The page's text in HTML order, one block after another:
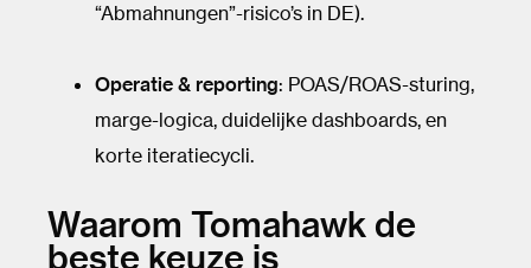
“Abmahnungen”-risico’s in DE).
Operatie & reporting: POAS/ROAS-sturing,
marge-logica, duidelijke dashboards, en
korte iteratiecycli.
Waarom Tomahawk de
beste keuze is